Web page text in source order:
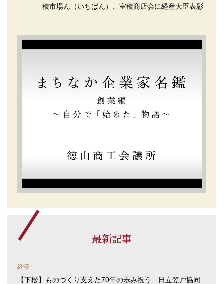
積市場ん（いちばん）、室積商店会に経産大臣表彰
最新記事
経済
【下松】ものづくり支えた70年の歩み祝う 日立笠戸協同